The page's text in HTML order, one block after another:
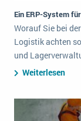
Ein ERP-System
Worauf Sie bei
Logistik achten
und
Weiterlesen